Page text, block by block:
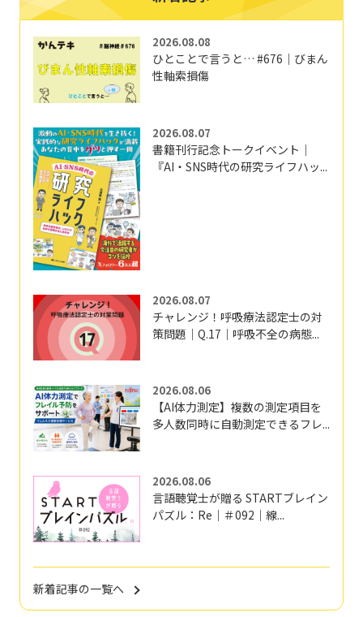
2026.08.08
ひとことで言うと… #676｜びまん
性軸索損傷
2026.08.07
書籍刊行記念トークイベント｜
『AI・SNS時代の研究ライフハッ...
2026.08.07
チャレンジ！呼吸療法認定士の対
策問題｜Q.17｜呼吸不全の病態...
2026.08.06
【AI体力測定】複数の測定項目を
多人数同時に自動測定できるフレ...
2026.08.06
言語聴覚士が贈る STARTブレイン
パズル：Re｜＃092｜線...
新着記事の一覧へ